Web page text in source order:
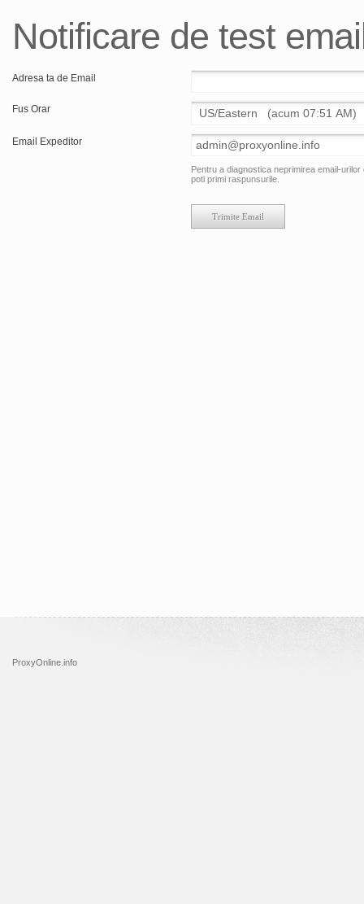
Notificare de test
Adresa ta de Email
Fus Orar
Email Expeditor
Pentru a diagnostica neprimirea email-
poti primi raspunsurile.
ProxyOnline.info